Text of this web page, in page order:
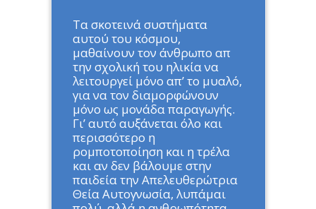
Τα σκοτεινά συστήματα
αυτού του κόσμου,
μαθαίνουν τον άνθρωπο απ
την σχολική του ηλικία να
λειτουργεί μόνο απ’ το μυαλό,
για να τον διαμορφώνουν
μόνο ως μονάδα παραγωγής.
Γι’ αυτό αυξάνεται όλο και
περισσότερο η
ρομποτοποίηση και η τρέλα
και αν δεν βάλουμε στην
παιδεία την Απελευθερώτρια
Θεία Αυτογνωσία, λυπάμαι